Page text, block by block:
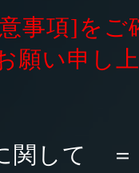
事項]をご
願い申し
関して ＝